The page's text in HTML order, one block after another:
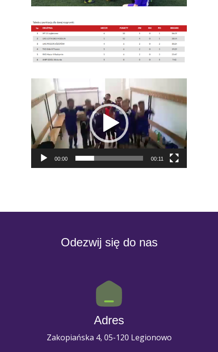
Odtwarzacz
video
00:00 00:11
Odezwij się do nas
Adres
Zakopiańska 4, 05-120 Legionowo